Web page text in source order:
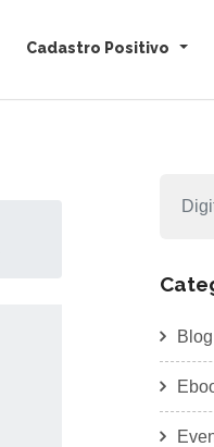
Cadastro Positivo
Blog